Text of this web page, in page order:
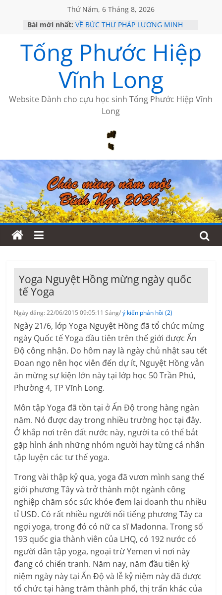
Thứ Năm, 6 Tháng 8, 2026
Bài mới nhất: VỀ BỨC THƯ PHÁP LƯƠNG MINH
HỌC SỬ HỒI XƯA
MỘT ĐỜI ĐI QUA NHỮNG TRANG
SÁCH
BẤT CHỢT CỦA CHÂU LỆ DUNG
CÀ PHÊ NGẮM NÚI
Tống Phước Hiệp
Vĩnh Long
Website Dành cho cựu học sinh Tống Phước Hiệp Vĩnh
Long
Yoga Nguyệt Hồng mừng ngày quốc
tế Yoga
Ngày đăng: 22/06/2015 09:05:11 Sáng/ý kiến phản hồi (2)
Ngày 21/6, lớp Yoga Nguyệt Hồng đã tổ chức mừng
ngày Quốc tế Yoga đầu tiên trên thế giới được Ấn
Độ công nhận. Do hôm nay là ngày chủ nhật sau tết
Đoan ngọ nên học viên đến dự ít, Nguyệt Hồng vẫn
ăn mừng sự kiện lớn này tại lớp học 50 Trần Phú,
Phường 4, TP Vĩnh Long.
Môn tập Yoga đã tồn tại ở Ấn Độ trong hàng ngàn
năm. Nó được dạy trong nhiều trường học tại đây.
Ở khắp nơi trên đất nước này, người ta có thể bắt
gặp hình ảnh những nhóm người hay từng cá nhân
tập luyện các tư thế yoga.
Trong vài thập kỷ qua, yoga đã vươn mình sang thế
giới phương Tây và trở thành một ngành công
nghiệp chăm sóc sức khỏe đem lại doanh thu nhiều
tỉ USD. Có rất nhiều người nổi tiếng phương Tây ca
ngợi yoga, trong đó có nữ ca sĩ Madonna. Trong số
193 quốc gia thành viên của LHQ, có 192 nước có
người dân tập yoga, ngoại trừ Yemen vì nơi này
đang có chiến tranh. Năm nay, năm đầu tiên kỷ
niệm ngày này tại Ấn Độ và lễ kỷ niệm này đã được
tổ chức tại hàng trăm thành phố, thị trấn khác của